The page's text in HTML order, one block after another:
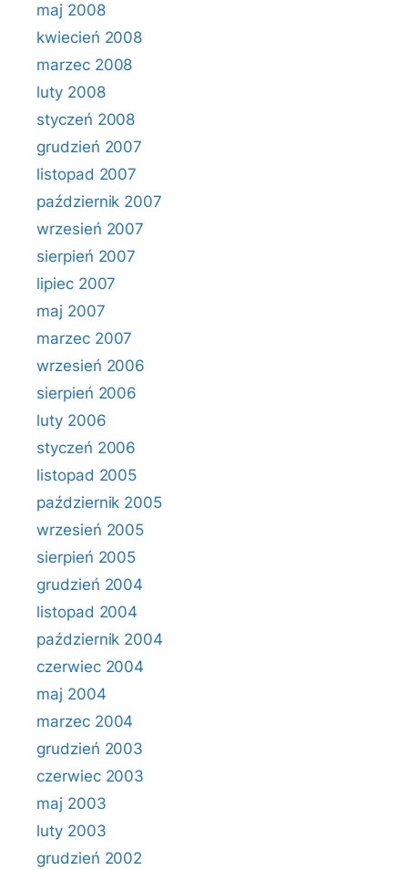
maj 2008
kwiecień 2008
marzec 2008
luty 2008
styczeń 2008
grudzień 2007
listopad 2007
październik 2007
wrzesień 2007
sierpień 2007
lipiec 2007
maj 2007
marzec 2007
wrzesień 2006
sierpień 2006
luty 2006
styczeń 2006
listopad 2005
październik 2005
wrzesień 2005
sierpień 2005
grudzień 2004
listopad 2004
październik 2004
czerwiec 2004
maj 2004
marzec 2004
grudzień 2003
czerwiec 2003
maj 2003
luty 2003
grudzień 2002